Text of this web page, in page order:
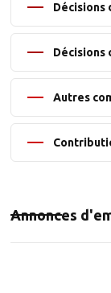
Décisions
Décisions
Autres
Annonces